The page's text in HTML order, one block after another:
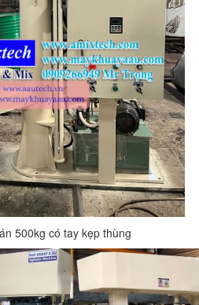
500kg có tay kẹp thùng